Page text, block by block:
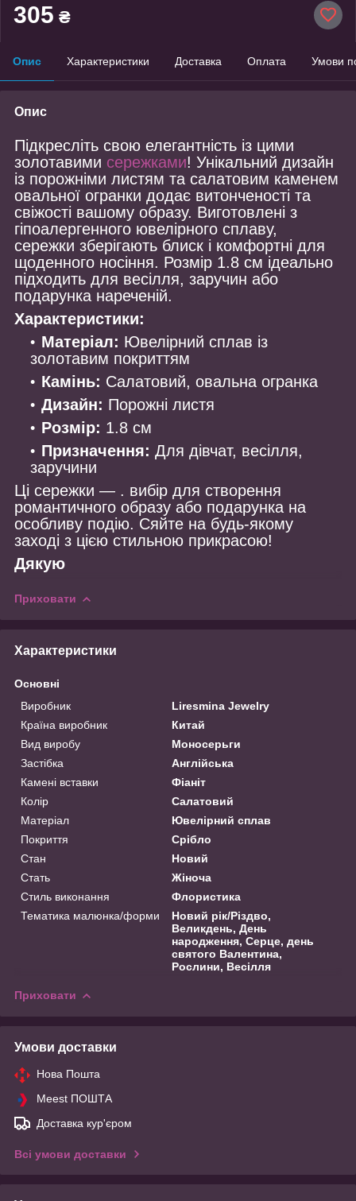
305 ₴
Опис Характеристики Доставка Оплата Умови
Опис
Підкресліть свою елегантність із цими
золотавими сережками! Унікальний дизайн
із порожніми листям та салатовим каменем
овальної огранки додає витонченості та
свіжості вашому образу. Виготовлені з
гіпоалергенного ювелірного сплаву,
сережки зберігають блиск і комфортні для
щоденного носіння. Розмір 1.8 см ідеально
підходить для весілля, заручин або
подарунка нареченій.
Характеристики:
Матеріал: Ювелірний сплав із
золотавим покриттям
Камінь: Салатовий, овальна огранка
Дизайн: Порожні листя
Розмір: 1.8 см
Призначення: Для дівчат, весілля,
заручини
Ці сережки — . вибір для створення
романтичного образу або подарунка на
особливу подію. Сяйте на будь-якому
заході з цією стильною прикрасою!
Дякую
Приховати
Характеристики
Основні
Виробник
Liresmina Jewelry
Країна виробник
Китай
Вид виробу
Моносерьги
Застібка
Англійська
Камені вставки
Фіаніт
Колір
Салатовий
Матеріал
Ювелірний сплав
Покриття
Срібло
Стан
Новий
Стать
Жіноча
Стиль виконання
Флористика
Тематика малюнка/форми
Новий рік/Різдво,
Великдень, День
народження, Серце, день
святого Валентина,
Рослини, Весілля
Приховати
Умови доставки
Нова Пошта
Meest ПОШТА
Доставка кур'єром
Всі умови доставки